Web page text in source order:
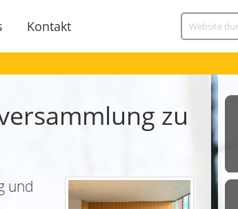
Kontakt
zu
und